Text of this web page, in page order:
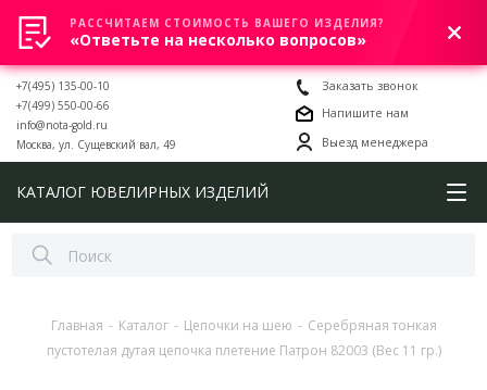
0
+7(495) 135-00-10
+7(499) 550-00-66
info@nota-gold.ru
Москва, ул. Сущевский вал, 49
Заказать звонок
Напишите нам
Выезд менеджера
КАТАЛОГ ЮВЕЛИРНЫХ ИЗДЕЛИЙ
Главная - Каталог - Цепочки на шею - Серебряная тонкая
пустотелая дутая цепочка плетение Патрон 82003 (Вес 11 гр.)
РАССЧИТАЕМ СТОИМОСТЬ ВАШЕГО ИЗДЕЛИЯ?
«Ответьте на несколько вопросов»